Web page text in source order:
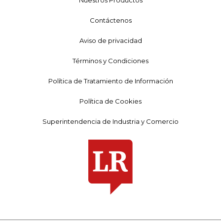
Contáctenos
Aviso de privacidad
Términos y Condiciones
Política de Tratamiento de Información
Política de Cookies
Superintendencia de Industria y Comercio